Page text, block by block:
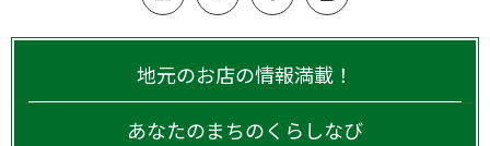
地元のお店の情報満載！
あなたのまちのくらしなび